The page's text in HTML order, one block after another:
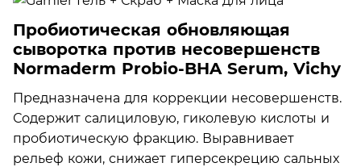
Пробиотическая обновляющая
сыворотка против несовершенств
Normaderm Probio-BHA Serum, Vichy
Предназначена для коррекции несовершенств.
Содержит cалициловую, гиколевую кислоты и
пробиотическую фракцию. Выравнивает
рельеф кожи, снижает гиперсекрецию сальных